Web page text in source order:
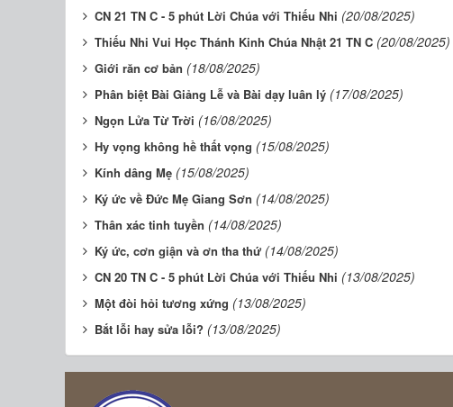
CN 21 TN C - 5 phút Lời Chúa với Thiếu Nhi (20/08/2025)
Thiếu Nhi Vui Học Thánh Kinh Chúa Nhật 21 TN C (20/08/2025)
Giới răn cơ bản (18/08/2025)
Phân biệt Bài Giảng Lễ và Bài dạy luân lý (17/08/2025)
Ngọn Lửa Từ Trời (16/08/2025)
Hy vọng không hề thất vọng (15/08/2025)
Kính dâng Mẹ (15/08/2025)
Ký ức về Đức Mẹ Giang Sơn (14/08/2025)
Thân xác tinh tuyền (14/08/2025)
Ký ức, cơn giận và ơn tha thứ (14/08/2025)
CN 20 TN C - 5 phút Lời Chúa với Thiếu Nhi (13/08/2025)
Một đòi hỏi tương xứng (13/08/2025)
Bắt lỗi hay sửa lỗi? (13/08/2025)